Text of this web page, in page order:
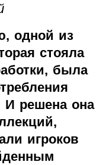
одной из
стояла
была
И решена она
игроков